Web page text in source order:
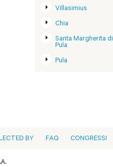
Villasimius
Chia
Santa Margherita di
Pula
Pula
BY FAQ CONGRESSI